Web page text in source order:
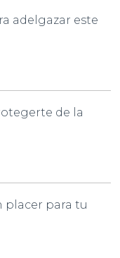
adelgazar este
de la
placer para tu